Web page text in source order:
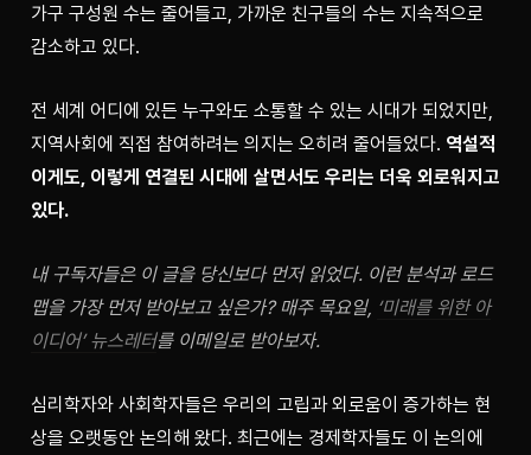
가구 구성원 수는 줄어들고, 가까운 친구들의 수는 지속적으로
감소하고 있다.
전 세계 어디에 있든 누구와도 소통할 수 있는 시대가 되었지만,
지역사회에 직접 참여하려는 의지는 오히려 줄어들었다. 역설적
이게도, 이렇게 연결된 시대에 살면서도 우리는 더욱 외로워지고
있다.
내 구독자들은 이 글을 당신보다 먼저 읽었다. 이런 분석과 로드
맵을 가장 먼저 받아보고 싶은가? 매주 목요일, ‘미래를 위한 아
이디어’ 뉴스레터를 이메일로 받아보자.
심리학자와 사회학자들은 우리의 고립과 외로움이 증가하는 현
상을 오랫동안 논의해 왔다. 최근에는 경제학자들도 이 논의에